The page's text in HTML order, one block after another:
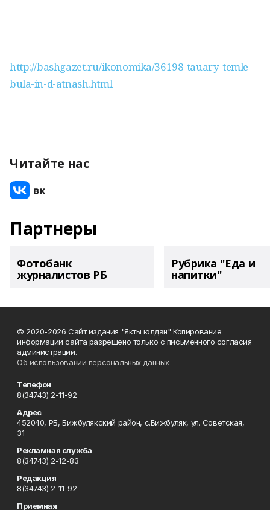
http://bashgazet.ru/ikonomika/36198-tauary-temle-
bula-in-d-atnash.html
Читайте нас
Партнеры
Фотобанк
журналистов РБ
Рубрика "Еда и
напитки"
© 2020-2026 Сайт издания "Якты юлдан" Копирование
информации сайта разрешено только с письменного согласия
администрации.
Об использовании персональных данных
Телефон
8(34743) 2-11-92
Адрес
452040, РБ, Бижбулякский район, с.Бижбуляк, ул. Советская,
31
Рекламная служба
8(34743) 2-12-83
Редакция
8(34743) 2-11-92
Приемная